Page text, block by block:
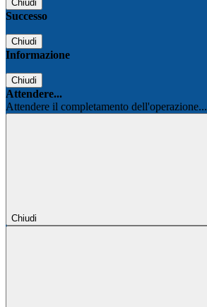
Chiudi
Successo
Chiudi
Informazione
Chiudi
Attendere...
Attendere il completamento dell'operazione...
Chiudi